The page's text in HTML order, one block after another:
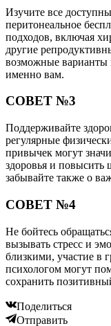
Изучите все
перитонеальное
подходов, включая
другие
возможные варианты
именно вам.
СОВЕТ №3
Поддерживайте
регулярные
привычек могут
здоровья и повысить
забывайте также о
СОВЕТ №4
Не бойтесь
вызывать стресс и
близкими, участие в
психологом могут
сохранить
Поделиться
Отправить